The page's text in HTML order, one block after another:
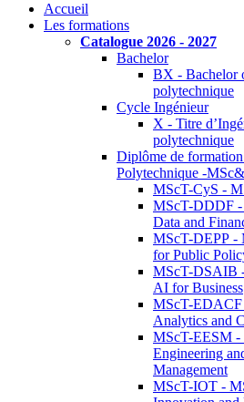
Accueil
Les formations
Catalogue 2026 - 2027
Bachelor
BX - Bachelor
polytechnique
Cycle Ingénieur
X - Titre
polytechnique
Diplôme de
Polytechnique -
MScT-CyS -
MScT-DDDF -
Data and
MScT-DEPP -
for Public
MScT-DSAIB
AI for Business
MScT-EDACF
Analytics and
MScT-EESM -
Engineering
Management
MScT-IOT -